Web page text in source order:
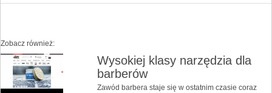
Zobacz również:
Wysokiej klasy narzędzia dla
barberów
Zawód barbera staje się w ostatnim czasie coraz